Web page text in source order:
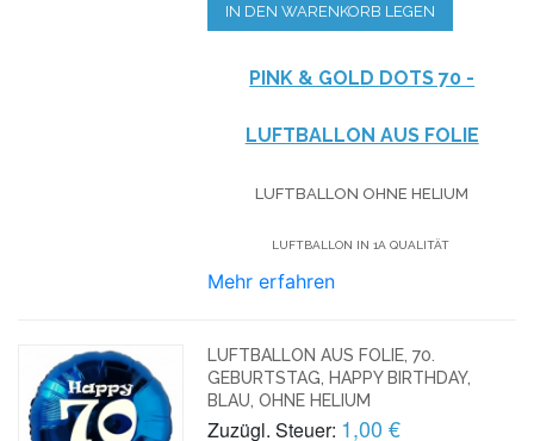
IN DEN WARENKORB LEGEN
PINK & GOLD DOTS 70 -
LUFTBALLON AUS FOLIE
LUFTBALLON OHNE HELIUM
LUFTBALLON IN 1A QUALITÄT
Mehr erfahren
LUFTBALLON AUS FOLIE, 70.
GEBURTSTAG, HAPPY BIRTHDAY,
BLAU, OHNE HELIUM
Zuzügl. Steuer: 1,00 €